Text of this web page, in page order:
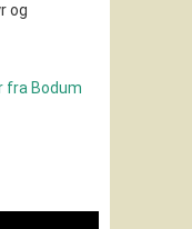
og
fra Bodum